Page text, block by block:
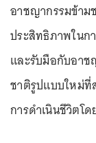
อาชญากรรมข้าม
ประสิทธิภาพในก
และรับมือกับอา
ชาติรูปแบบใหม่
การดำเนินชีวิตโ